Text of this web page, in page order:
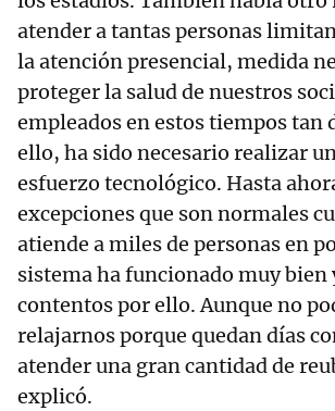
atender a tantas personas
la atención presencial, medida
proteger la salud de nuestros
empleados en estos tiempos tan
ello, ha sido necesario realizar
esfuerzo tecnológico. Hasta
excepciones que son normales
atiende a miles de personas en
sistema ha funcionado muy bien
contentos por ello. Aunque no
relajarnos porque quedan días
atender una gran cantidad de
explicó.